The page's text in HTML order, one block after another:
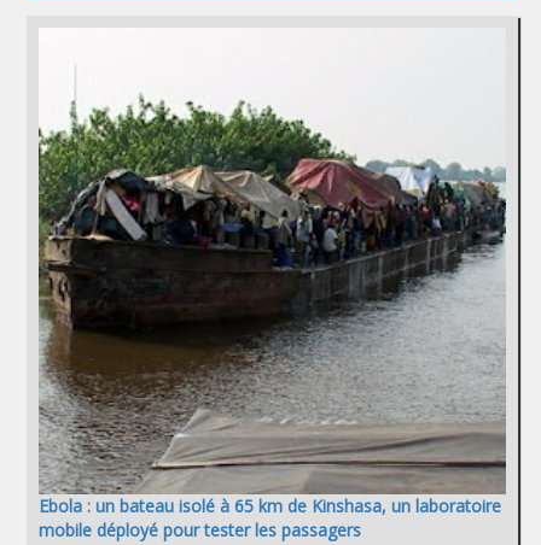
Ebola : un bateau isolé à 65 km de Kinshasa, un laboratoire
mobile déployé pour tester les passagers